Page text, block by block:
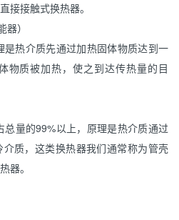
接接触式换热器。
）
热介质先通过加热固体物质达到一
物质被加热，使之到达传热量的目
量的99%以上，原理是热介质通过
质，这类换热器我们通常称为管壳
器。